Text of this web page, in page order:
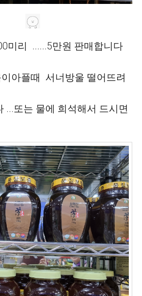
미리 ......5만원 판매합니다
아플때 서너방울 떨어뜨려
...또는 물에 희석해서 드시면